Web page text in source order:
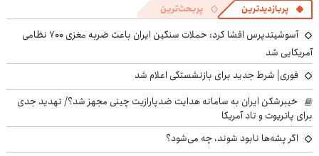
پربازدیدترین پربحث‌ترین
آسوشیتدپرس افشا کرد: حملات سنگین ایران باعث ضربه مغزی ۷۰۰ نظامی
آمریکایی شد
فوری| شرط جدید برای بازنشستگی اعلام شد
خیبرشکن ایران به سامانه هدایت ضدپارازیت چینی مجهز شد؟/ تهدید جدی
برای پاتریوت و تاد آمریکا
اگر پشه‌ها نابود شوند، چه می‌شود؟